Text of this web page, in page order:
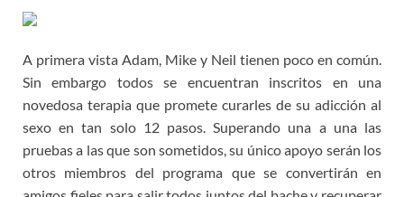
A primera vista Adam, Mike y Neil tienen poco en común.
Sin embargo todos se encuentran inscritos en una
novedosa terapia que promete curarles de su adicción al
sexo en tan solo 12 pasos. Superando una a una las
pruebas a las que son sometidos, su único apoyo serán los
otros miembros del programa que se convertirán en